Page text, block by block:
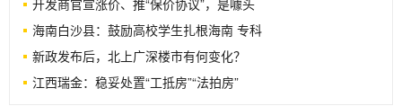
开发商官宣涨价、推“保价协议”，是噱头
海南白沙县：鼓励高校学生扎根海南 专科
新政发布后，北上广深楼市有何变化？
江西瑞金：稳妥处置“工抵房”“法拍房”